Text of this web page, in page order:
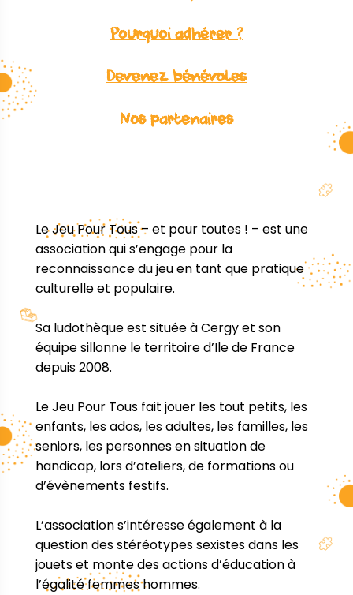
Pourquoi adhérer ?
Devenez bénévoles
Nos partenaires
Le Jeu Pour Tous – et pour toutes ! – est une
association qui s’engage pour la
reconnaissance du jeu en tant que pratique
culturelle et populaire.
Sa ludothèque est située à Cergy et son
équipe sillonne le territoire d’Ile de France
depuis 2008.
Le Jeu Pour Tous fait jouer les tout petits, les
enfants, les ados, les adultes, les familles, les
seniors, les personnes en situation de
handicap, lors d’ateliers, de formations ou
d’évènements festifs.
L’association s’intéresse également à la
question des stéréotypes sexistes dans les
jouets et monte des actions d’éducation à
l’égalité femmes hommes.